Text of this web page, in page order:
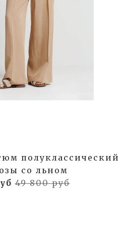
полуклассический
со льном
49 800 руб